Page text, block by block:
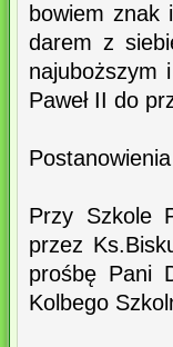
bowiem znak
darem z
najuboższym
Paweł II do
Przy Szkole
przez
prośbę Pani
Kolbego